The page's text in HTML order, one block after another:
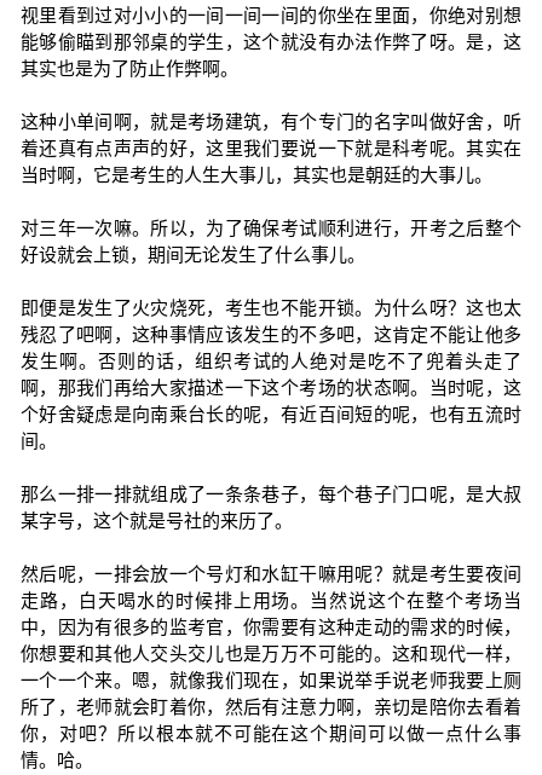
视里看到过对小小的一间一间一间的你坐在里面，你绝对别想
能够偷瞄到那邻桌的学生，这个就没有办法作弊了呀。是，这
其实也是为了防止作弊啊。
这种小单间啊，就是考场建筑，有个专门的名字叫做好舍，听
着还真有点声声的好，这里我们要说一下就是科考呢。其实在
当时啊，它是考生的人生大事儿，其实也是朝廷的大事儿。
对三年一次嘛。所以，为了确保考试顺利进行，开考之后整个
好设就会上锁，期间无论发生了什么事儿。
即便是发生了火灾烧死，考生也不能开锁。为什么呀？这也太
残忍了吧啊，这种事情应该发生的不多吧，这肯定不能让他多
发生啊。否则的话，组织考试的人绝对是吃不了兜着头走了
啊，那我们再给大家描述一下这个考场的状态啊。当时呢，这
个好舍疑虑是向南乘台长的呢，有近百间短的呢，也有五流时
间。
那么一排一排就组成了一条条巷子，每个巷子门口呢，是大叔
某字号，这个就是号社的来历了。
然后呢，一排会放一个号灯和水缸干嘛用呢？就是考生要夜间
走路，白天喝水的时候排上用场。当然说这个在整个考场当
中，因为有很多的监考官，你需要有这种走动的需求的时候，
你想要和其他人交头交儿也是万万不可能的。这和现代一样，
一个一个来。嗯，就像我们现在，如果说举手说老师我要上厕
所了，老师就会盯着你，然后有注意力啊，亲切是陪你去看着
你，对吧？所以根本就不可能在这个期间可以做一点什么事
情。哈。